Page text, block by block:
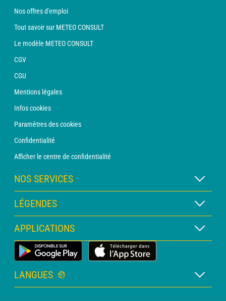
Nos offres d'emploi
Tout savoir sur METEO CONSULT
Le modèle METEO CONSULT
CGV
CGU
Mentions légales
Infos cookies
Paramètres des cookies
Confidentialité
Afficher le centre de confidentialité
NOS SERVICES
Abonnement METEO Xpert
Abonnement METEO PRO
Consultation avec un prévisionniste
Bulletin PRO
LÉGENDES
Légende des cartes
Légende des pictogrammes
Glossaire
APPLICATIONS
Application Météo Terrestre
LANGUES